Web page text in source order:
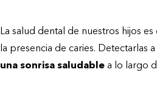
La salud dental de nuestros hijos
la presencia de caries. Detectarlas
una sonrisa saludable a lo largo